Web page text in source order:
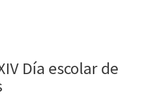
Día escolar de